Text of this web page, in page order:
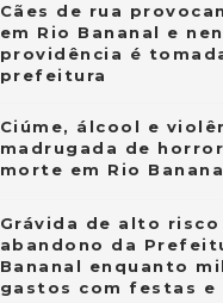
Cães de rua
em Rio Bananal e
providência é
prefeitura
Ciúme, álcool e
madrugada de
morte em Rio
Grávida de alto risco
abandono da
Bananal enquanto
gastos com festas e